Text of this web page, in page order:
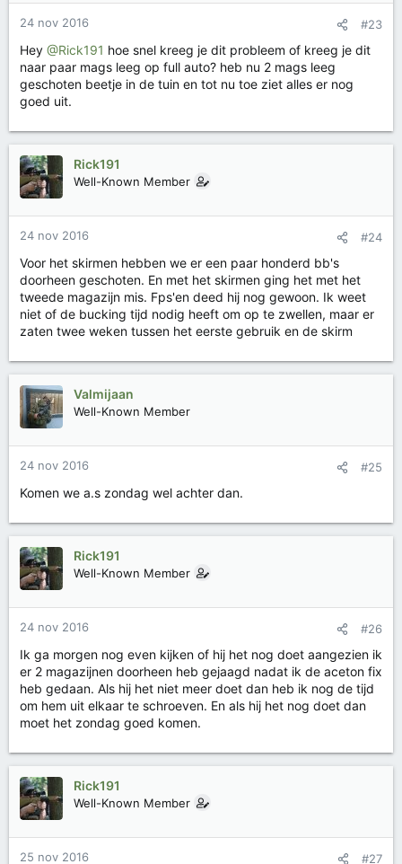
i
n
e
n
:
24 nov 2016 #23
Hey @Rick191 hoe snel kreeg je dit probleem of kreeg je dit
naar paar mags leeg op full auto? heb nu 2 mags leeg
geschoten beetje in de tuin en tot nu toe ziet alles er nog
goed uit.
Rick191
Well-Known Member
24 nov 2016 #24
Voor het skirmen hebben we er een paar honderd bb's
doorheen geschoten. En met het skirmen ging het met het
tweede magazijn mis. Fps'en deed hij nog gewoon. Ik weet
niet of de bucking tijd nodig heeft om op te zwellen, maar er
zaten twee weken tussen het eerste gebruik en de skirm
Valmijaan
Well-Known Member
24 nov 2016 #25
Komen we a.s zondag wel achter dan.
Rick191
Well-Known Member
24 nov 2016 #26
Ik ga morgen nog even kijken of hij het nog doet aangezien ik
er 2 magazijnen doorheen heb gejaagd nadat ik de aceton fix
heb gedaan. Als hij het niet meer doet dan heb ik nog de tijd
om hem uit elkaar te schroeven. En als hij het nog doet dan
moet het zondag goed komen.
Rick191
Well-Known Member
25 nov 2016 #27